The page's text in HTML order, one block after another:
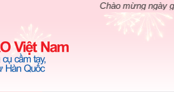
Chào mừng ngày giỗ tổ